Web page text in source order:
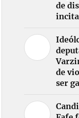
de
de
ser